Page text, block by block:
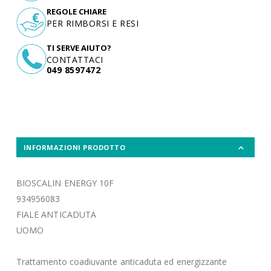
TI SERVE AIUTO?
CONTATTACI
049 8597472
REGOLE CHIARE
PER RIMBORSI E RESI
INFORMAZIONI PRODOTTO
BIOSCALIN ENERGY 10F
934956083
FIALE ANTICADUTA
UOMO
Trattamento coadiuvante anticaduta ed energizzante